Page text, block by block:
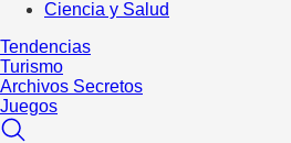
Ciencia y Salud
Tendencias
Turismo
Archivos Secretos
Juegos